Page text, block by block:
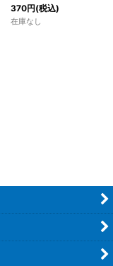
370円(税込)
在庫なし